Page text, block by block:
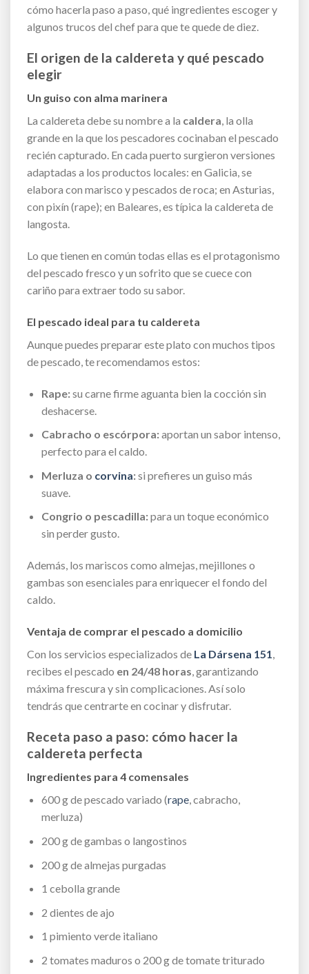
cómo hacerla paso a paso, qué ingredientes escoger y
algunos trucos del chef para que te quede de diez.
El origen de la caldereta y qué pescado
elegir
Un guiso con alma marinera
La caldereta debe su nombre a la caldera, la olla
grande en la que los pescadores cocinaban el pescado
recién capturado. En cada puerto surgieron versiones
adaptadas a los productos locales: en Galicia, se
elabora con marisco y pescados de roca; en Asturias,
con pixín (rape); en Baleares, es típica la caldereta de
langosta.
Lo que tienen en común todas ellas es el protagonismo
del pescado fresco y un sofrito que se cuece con
cariño para extraer todo su sabor.
El pescado ideal para tu caldereta
Aunque puedes preparar este plato con muchos tipos
de pescado, te recomendamos estos:
Rape:su carne firme aguanta bien la cocción sin
deshacerse.
Cabracho o escórpora:aportan un sabor intenso,
perfecto para el caldo.
Merluza o corvina:si prefieres un guiso más
suave.
Congrio o pescadilla:para un toque económico
sin perder gusto.
Además, los mariscos como almejas, mejillones o
gambas son esenciales para enriquecer el fondo del
caldo.
Ventaja de comprar el pescado a domicilio
Con los servicios especializados de La Dársena 151,
recibes el pescado en 24/48 horas, garantizando
máxima frescura y sin complicaciones. Así solo
tendrás que centrarte en cocinar y disfrutar.
Receta paso a paso: cómo hacer la
caldereta perfecta
Ingredientes para 4 comensales
600 g de pescado variado (rape, cabracho,
merluza)
200 g de gambas o langostinos
200 g de almejas purgadas
1 cebolla grande
2 dientes de ajo
1 pimiento verde italiano
2 tomates maduros o 200 g de tomate triturado